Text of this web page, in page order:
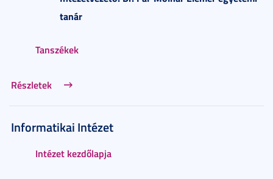
tanár
Tanszékek
Részletek
Informatikai Intézet
Intézet kezdőlapja